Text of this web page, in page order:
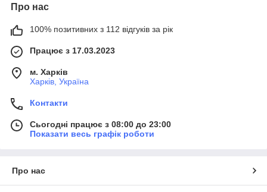
Про нас
100% позитивних з 112 відгуків за рік
Працює з 17.03.2023
м. Харків
Харків, Україна
Контакти
Сьогодні працює з 08:00 до 23:00
Показати весь графік роботи
Про нас